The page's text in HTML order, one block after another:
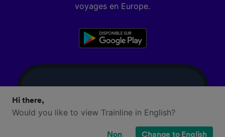
voyages en Europe.
Hi there,
Would you like to view Trainline in English?
Non Change to English